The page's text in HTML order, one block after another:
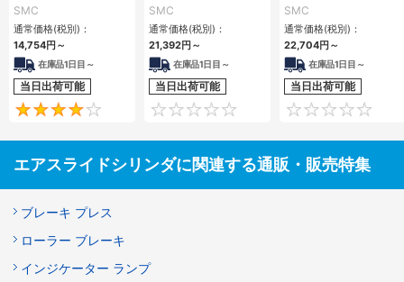
SMC
通常価格(税別)：
14,754円 ～
在庫品1日目～
当日出荷可能
4
SMC
通常価格(税別)：
21,392円 ～
在庫品1日目～
当日出荷可能
0
SMC
通常価格(税別)：
22,704円 ～
在庫品1日目～
当日出荷可能
エアスライドシリンダに関連する通販・販売特集
ブレーキ プレス
ローラー ブレーキ
インジケーター ランプ